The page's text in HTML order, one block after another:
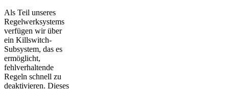
Als Teil unseres
Regelwerksystems
verfügen wir über
ein Killswitch-
Subsystem, das es
ermöglicht,
fehlverhaltende
Regeln schnell zu
deaktivieren. Dieses